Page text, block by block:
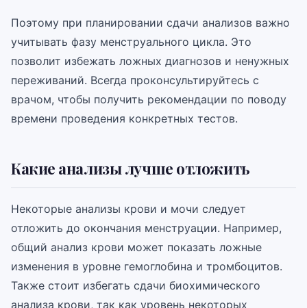
Поэтому при планировании сдачи анализов важно
учитывать фазу менструального цикла. Это
позволит избежать ложных диагнозов и ненужных
переживаний. Всегда проконсультируйтесь с
врачом, чтобы получить рекомендации по поводу
времени проведения конкретных тестов.
Какие анализы лучше отложить
Некоторые анализы крови и мочи следует
отложить до окончания менструации. Например,
общий анализ крови может показать ложные
изменения в уровне гемоглобина и тромбоцитов.
Также стоит избегать сдачи биохимического
анализа крови, так как уровень некоторых